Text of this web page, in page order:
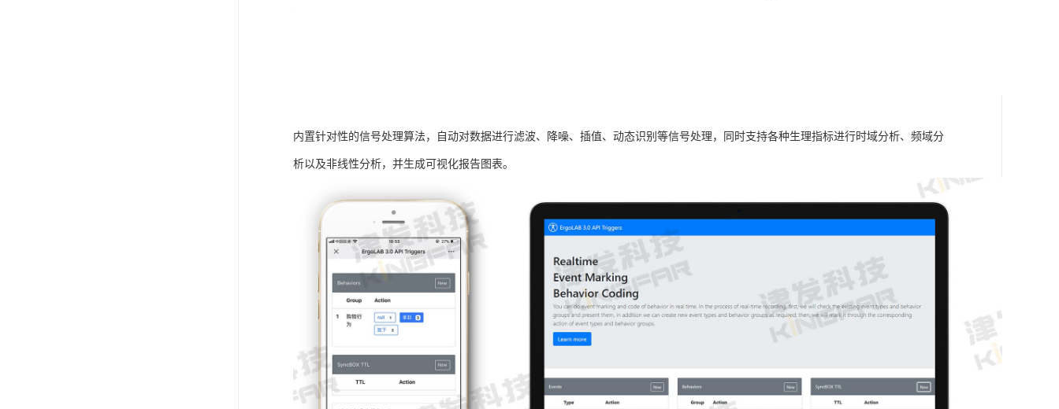
内置针对性的信号处理算法，自动对数据进行滤波、降噪、插值、动态识别等信号处理，同时支持各种生理指标进行时域分析、频域分
析以及非线性分析，并生成可视化报告图表。